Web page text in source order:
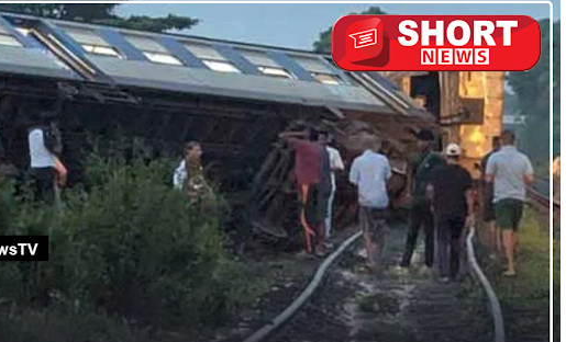
எதிரான மேல்முறையீட்டு விசாரணை செப்டம்பர் 23 வரை ஒத்திவைப்பு!